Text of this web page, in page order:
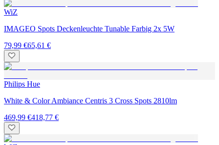
WiZ
IMAGEO Spots Deckenleuchte Tunable Farbig 2x 5W
79,99 €65,61 €
Philips Hue
White & Color Ambiance Centris 3 Cross Spots 2810lm
469,99 €418,77 €